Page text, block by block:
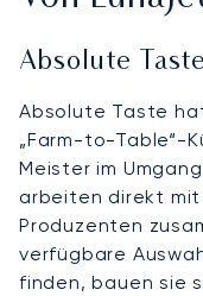
Absolute Taste
Absolute Taste
„Farm-to-Table“-
Meister im
arbeiten direkt mit
Produzenten
verfügbare
finden, bauen sie